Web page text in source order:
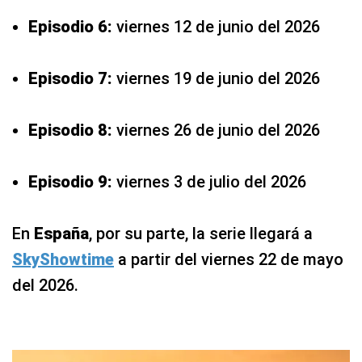
Episodio 6: viernes 12 de junio del 2026
Episodio 7: viernes 19 de junio del 2026
Episodio 8: viernes 26 de junio del 2026
Episodio 9: viernes 3 de julio del 2026
En España, por su parte, la serie llegará a
SkyShowtime a partir del viernes 22 de mayo
del 2026.